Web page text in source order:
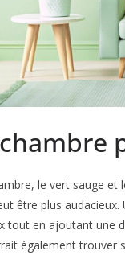
le vert sauge et
être plus
tout en ajoutant une
également trouver